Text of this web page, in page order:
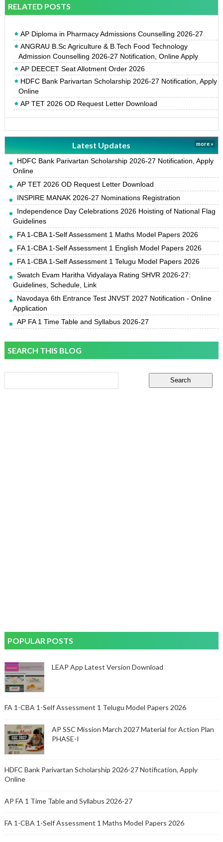
RELATED POSTS
AP Diploma in Pharmacy Admissions Counselling 2026-27
ANGRAU B.Sc Agriculture & B.Tech Food Technology
Admission Counselling 2026-27 Notification, Online Apply
AP DEECET Seat Allotment Order 2026
HDFC Bank Parivartan Scholarship 2026-27 Notification, Apply
Online
AP TET 2026 OD Request Letter Download
Latest Updates more »
HDFC Bank Parivartan Scholarship 2026-27 Notification, Apply
Online
AP TET 2026 OD Request Letter Download
INSPIRE MANAK 2026-27 Nominations Registration
Independence Day Celebrations 2026 Hoisting of National Flag
Guidelines
FA 1-CBA 1-Self Assessment 1 Maths Model Papers 2026
FA 1-CBA 1-Self Assessment 1 English Model Papers 2026
FA 1-CBA 1-Self Assessment 1 Telugu Model Papers 2026
Swatch Evam Haritha Vidyalaya Rating SHVR 2026-27:
Guidelines, Schedule, Link
Navodaya 6th Entrance Test JNVST 2027 Notification - Online
Application
AP FA 1 Time Table and Syllabus 2026-27
SEARCH THIS BLOG
POPULAR POSTS
LEAP App Latest Version Download
FA 1-CBA 1-Self Assessment 1 Telugu Model Papers 2026
AP SSC Mission March 2027 Material for Action Plan
PHASE-I
HDFC Bank Parivartan Scholarship 2026-27 Notification, Apply
Online
AP FA 1 Time Table and Syllabus 2026-27
FA 1-CBA 1-Self Assessment 1 Maths Model Papers 2026